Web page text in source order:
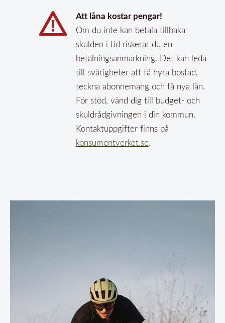
Att låna kostar pengar!
Om du inte kan betala tillbaka
skulden i tid riskerar du en
betalningsanmärkning. Det kan leda
till svårigheter att få hyra bostad,
teckna abonnemang och få nya lån.
För stöd, vänd dig till budget- och
skuldrådgivningen i din kommun.
Kontaktuppgifter finns på
konsumentverket.se.